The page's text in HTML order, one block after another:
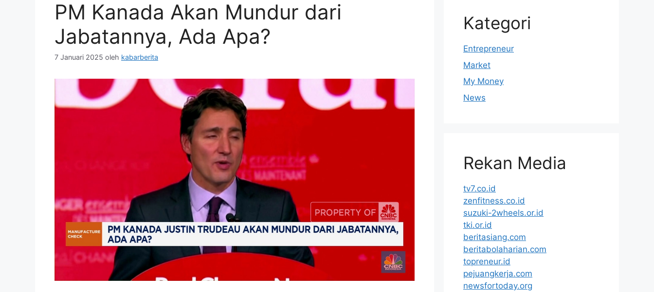
PM Kanada Akan Mundur dari
Jabatannya, Ada Apa?
7 Januari 2025 oleh kabarberita
Kategori
Entrepreneur
Market
My Money
News
Rekan Media
tv7.co.id
zenfitness.co.id
suzuki-2wheels.or.id
tki.or.id
beritasiang.com
beritabolaharian.com
topreneur.id
pejuangkerja.com
newsfortoday.org